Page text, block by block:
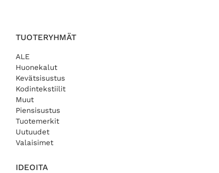
TUOTERYHMÄT
ALE
Huonekalut
Kevätsisustus
Kodintekstiilit
Muut
Piensisustus
Tuotemerkit
Uutuudet
Valaisimet
IDEOITA